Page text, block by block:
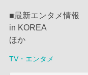
■最新エンタメ情報
in KOREA
ほか
TV・エンタメ